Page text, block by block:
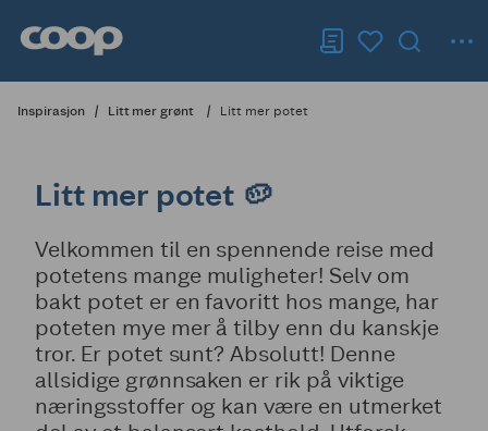
Inspirasjon Litt mer grønt Litt mer potet
Litt mer potet 🥔
Velkommen til en spennende reise med
potetens mange muligheter! Selv om
bakt potet er en favoritt hos mange, har
poteten mye mer å tilby enn du kanskje
tror. Er potet sunt? Absolutt! Denne
allsidige grønnsaken er rik på viktige
næringsstoffer og kan være en utmerket